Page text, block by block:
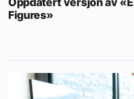
Figures»